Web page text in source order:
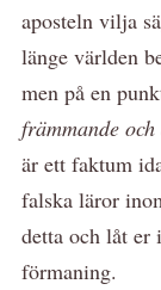
aposteln vilja
länge världen
men på en
främmande
är ett faktum
falska läror
detta och låt er
förmaning.